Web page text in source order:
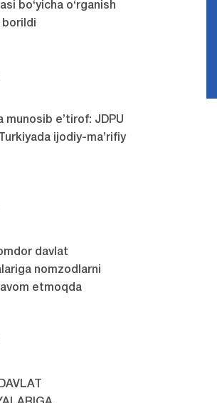
bo‘yicha o‘rganish
munosib e’tirof: JDPU
ijodiy-ma’rifiy
davlat
nomzodlarni
etmoqda